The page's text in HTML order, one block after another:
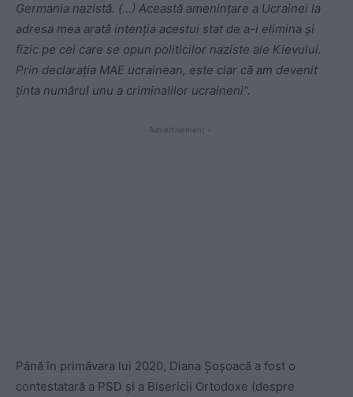
Germania nazistă. (…) Această amenințare a Ucrainei la
adresa mea arată intenția acestui stat de a-i elimina și
fizic pe cei care se opun politicilor naziste ale Kievului.
Prin declarația MAE ucrainean, este clar că am devenit
ținta numărul unu a criminalilor ucraineni“.
- Advertisement -
Până în primăvara lui 2020, Diana Șoșoacă a fost o
contestatară a PSD și a Bisericii Ortodoxe (despre